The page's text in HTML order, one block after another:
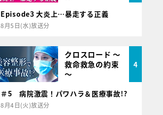
Episode3 大炎上…暴走する正義
8月5日(水)放送分
クロスロード ～
救命救急の約束
～
4
＃5 病院激震！パワハラ＆医療事故!?
8月4日(火)放送分